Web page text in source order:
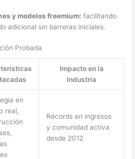
y modelos freemium: facilitando
adicional sin barreras iniciales.
Probada
Impacto en la
Industria
en
real,
Récords en ingresos
y comunidad activa
desde 2012